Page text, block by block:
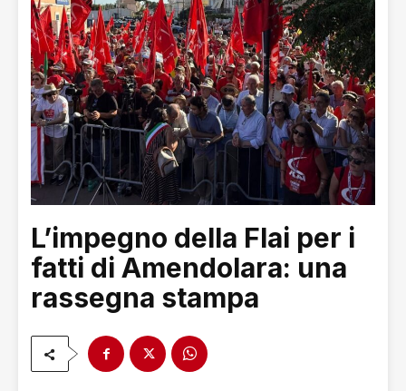
L’impegno della Flai per i
fatti di Amendolara: una
rassegna stampa